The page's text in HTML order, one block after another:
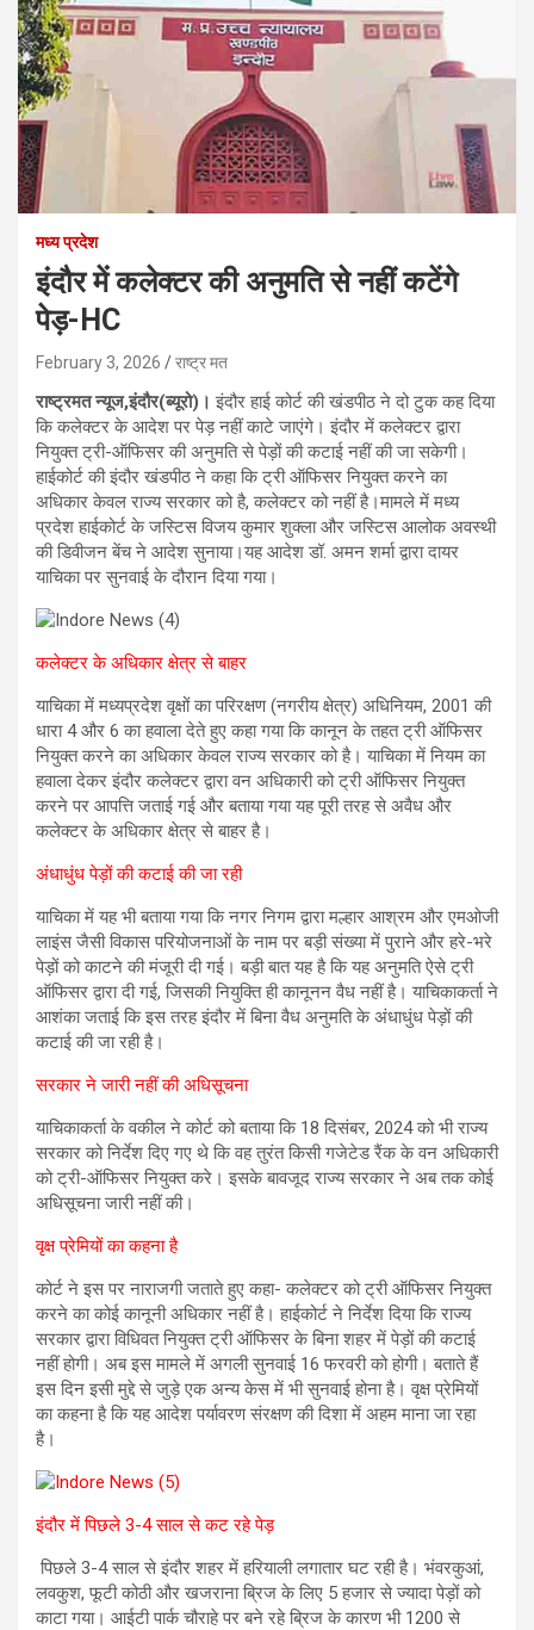
मध्य प्रदेश
इंदौर में कलेक्टर की अनुमति से नहीं कटेंगे
पेड़-HC
February 3, 2026 राष्ट्र मत
राष्ट्रमत न्यूज,इंदौर(ब्यूरो)। इंदौर हाई कोर्ट की खंडपीठ ने दो टुक कह दिया
कि कलेक्टर के आदेश पर पेड़ नहीं काटे जाएंगे। इंदौर में कलेक्टर द्वारा
नियुक्त ट्री-ऑफिसर की अनुमति से पेड़ों की कटाई नहीं की जा सकेगी।
हाईकोर्ट की इंदौर खंडपीठ ने कहा कि ट्री ऑफिसर नियुक्त करने का
अधिकार केवल राज्य सरकार को है, कलेक्टर को नहीं है।मामले में मध्य
प्रदेश हाईकोर्ट के जस्टिस विजय कुमार शुक्ला और जस्टिस आलोक अवस्थी
की डिवीजन बेंच ने आदेश सुनाया।यह आदेश डॉ. अमन शर्मा द्वारा दायर
याचिका पर सुनवाई के दौरान दिया गया।
कलेक्टर के अधिकार क्षेत्र से बाहर
याचिका में मध्यप्रदेश वृक्षों का परिरक्षण (नगरीय क्षेत्र) अधिनियम, 2001 की
धारा 4 और 6 का हवाला देते हुए कहा गया कि कानून के तहत ट्री ऑफिसर
नियुक्त करने का अधिकार केवल राज्य सरकार को है। याचिका में नियम का
हवाला देकर इंदौर कलेक्टर द्वारा वन अधिकारी को ट्री ऑफिसर नियुक्त
करने पर आपत्ति जताई गई और बताया गया यह पूरी तरह से अवैध और
कलेक्टर के अधिकार क्षेत्र से बाहर है।
अंधाधुंध पेड़ों की कटाई की जा रही
याचिका में यह भी बताया गया कि नगर निगम द्वारा मल्हार आश्रम और एमओजी
लाइंस जैसी विकास परियोजनाओं के नाम पर बड़ी संख्या में पुराने और हरे-भरे
पेड़ों को काटने की मंजूरी दी गई। बड़ी बात यह है कि यह अनुमति ऐसे ट्री
ऑफिसर द्वारा दी गई, जिसकी नियुक्ति ही कानूनन वैध नहीं है। याचिकाकर्ता ने
आशंका जताई कि इस तरह इंदौर में बिना वैध अनुमति के अंधाधुंध पेड़ों की
कटाई की जा रही है।
सरकार ने जारी नहीं की अधिसूचना
याचिकाकर्ता के वकील ने कोर्ट को बताया कि 18 दिसंबर, 2024 को भी राज्य
सरकार को निर्देश दिए गए थे कि वह तुरंत किसी गजेटेड रैंक के वन अधिकारी
को ट्री-ऑफिसर नियुक्त करे। इसके बावजूद राज्य सरकार ने अब तक कोई
अधिसूचना जारी नहीं की।
वृक्ष प्रेमियों का कहना है
कोर्ट ने इस पर नाराजगी जताते हुए कहा- कलेक्टर को ट्री ऑफिसर नियुक्त
करने का कोई कानूनी अधिकार नहीं है। हाईकोर्ट ने निर्देश दिया कि राज्य
सरकार द्वारा विधिवत नियुक्त ट्री ऑफिसर के बिना शहर में पेड़ों की कटाई
नहीं होगी। अब इस मामले में अगली सुनवाई 16 फरवरी को होगी। बताते हैं
इस दिन इसी मुद्दे से जुड़े एक अन्य केस में भी सुनवाई होना है। वृक्ष प्रेमियों
का कहना है कि यह आदेश पर्यावरण संरक्षण की दिशा में अहम माना जा रहा
है।
इंदौर में पिछले 3-4 साल से कट रहे पेड़
पिछले 3-4 साल से इंदौर शहर में हरियाली लगातार घट रही है। भंवरकुआं,
लवकुश, फूटी कोठी और खजराना ब्रिज के लिए 5 हजार से ज्यादा पेड़ों को
काटा गया। आईटी पार्क चौराहे पर बने रहे ब्रिज के कारण भी 1200 से